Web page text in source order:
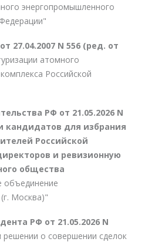
энергопромышленного
27.04.2007 N 556 (ред. от
атомного
Российской
РФ от 21.05.2026 N
кандидатов для избрания
Российской
и ревизионную
общества
объединение
Москва)"
РФ от 21.05.2026 N
о совершении сделок